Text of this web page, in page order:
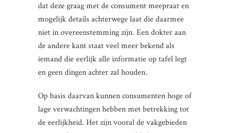
dat deze graag met de consument meepraat en
mogelijk details achterwege laat die daarmee
niet in overeenstemming zijn. Een dokter aan
de andere kant staat veel meer bekend als
iemand die eerlijk alle informatie op tafel legt
en geen dingen achter zal houden.
Op basis daarvan kunnen consumenten hoge of
lage verwachtingen hebben met betrekking tot
de eerlijkheid. Het zijn vooral de vakgebieden